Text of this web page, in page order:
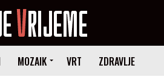
MOZAIK VRT ZDRAVLJE